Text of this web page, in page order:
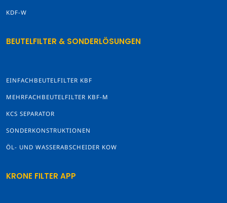
KDF-W
BEUTELFILTER & SONDERLÖSUNGEN
EINFACHBEUTELFILTER KBF
MEHRFACHBEUTELFILTER KBF-M
KCS SEPARATOR
SONDERKONSTRUKTIONEN
ÖL- UND WASSERABSCHEIDER KOW
KRONE FILTER APP